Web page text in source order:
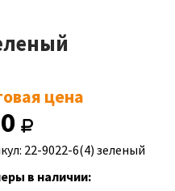
цена
22-9022-6(4) зеленый
в наличии: